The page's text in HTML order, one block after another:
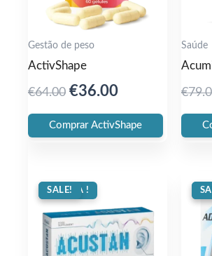
Gestão de peso
ActivShape
€64.00 Original
price
was:
€36.00Current
price
is:
Comprar ActivShape
Saúde
€
OFERTA !
SALE!